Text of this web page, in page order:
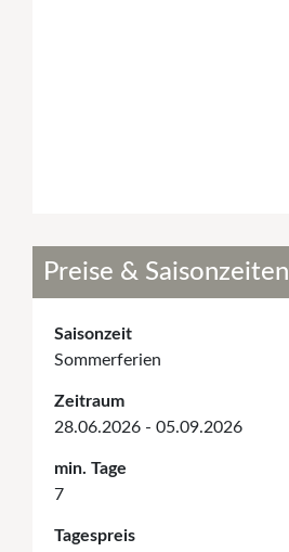
Preise & Saisonzeiten
Saisonzeit
Sommerferien
Zeitraum
28.06.2026 - 05.09.2026
min. Tage
7
Tagespreis